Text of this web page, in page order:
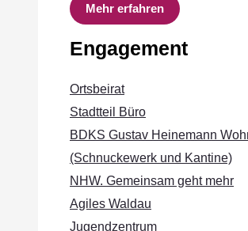
Mehr erfahren
Engagement
Ortsbeirat
Stadtteil Büro
BDKS Gustav Heinemann
(Schnuckewerk und Kantine)
NHW. Gemeinsam geht mehr
Agiles Waldau
Jugendzentrum